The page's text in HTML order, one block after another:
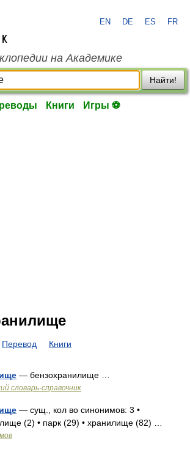
EN DE ES FR
на Академике
Найти!
Книги Игры ⚽
Перевод Книги
— бензохранилище …
словарь-справочник
— сущ., кол во синонимов: 3 •
(2) • парк (29) • хранилище (82) …